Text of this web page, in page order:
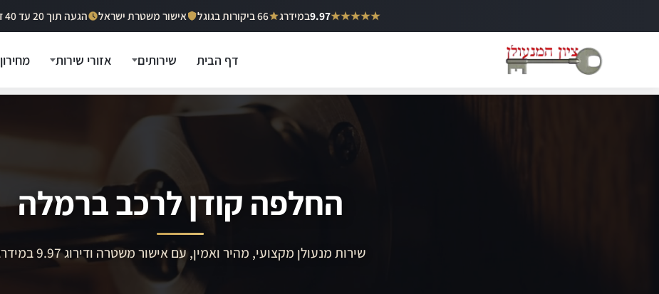
לתוכן
★★★★★
9.97במידרג 66 ביקורות בגוגל אישור משטרת ישראל הגעה תוך 20 עד 40 דקות
דף הבית שירותים אזורי שירות מחירון
החלפה קודן לרכב ברמלה
שירות מנעולן מקצועי, מהיר ואמין, עם אישור משטרה ודירוג 9.97 במידרג